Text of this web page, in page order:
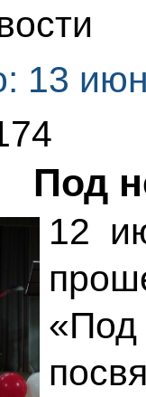
13
Под
12